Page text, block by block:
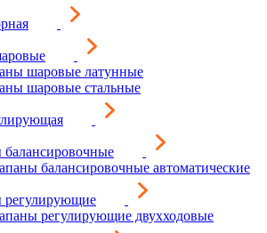
шаровые латунные
шаровые стальные
балансировочные автоматические
регулирующие
регулирующие двухходовые